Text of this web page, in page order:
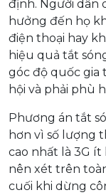
định. Người dân
hưởng đến họ
điện thoại hay
hiệu quả tắt
góc độ quốc gia
hội và phải phù
Phương án tắt
hơn vì số lượng
cao nhất là 3G
nên xét trên
cuối khi dừng